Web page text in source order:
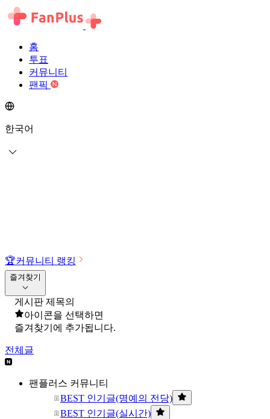
홈
투표
커뮤니티
팬픽
한국어
🏆커뮤니티 랭킹
즐겨찾기
게시판 제목의
아이콘을 선택하면
즐겨찾기에 추가됩니다.
전체글
팬플러스 커뮤니티
BEST 인기글(명예의 전당)
BEST 인기글(실시간)